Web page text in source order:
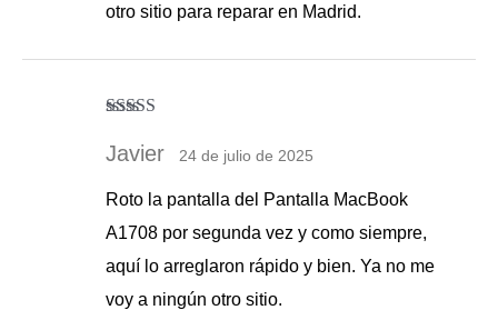
otro sitio para reparar en Madrid.
5de 5
Javier 24 de julio de 2025
Roto la pantalla del Pantalla MacBook
A1708 por segunda vez y como siempre,
aquí lo arreglaron rápido y bien. Ya no me
voy a ningún otro sitio.